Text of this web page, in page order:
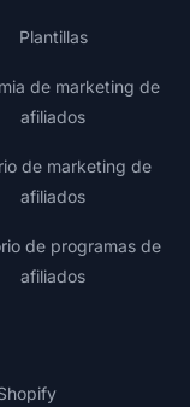
Plantillas
de marketing de
afiliados
de marketing de
afiliados
de programas de
afiliados